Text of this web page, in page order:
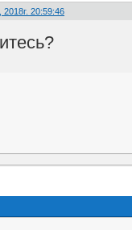
2018г. 20:59:46